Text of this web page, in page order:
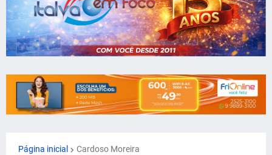
Página inicial Cardoso Moreira